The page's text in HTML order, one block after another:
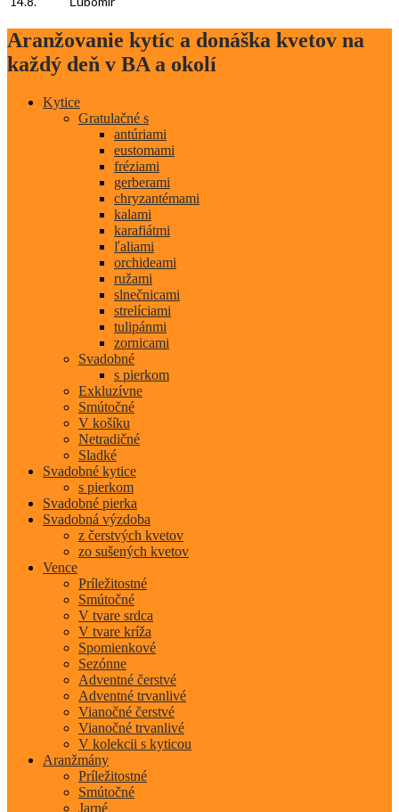
Aranžovanie kytíc a donáška kvetov na
každý deň v BA a okolí
Kytice
Gratulačné s
antúriami
eustomami
fréziami
gerberami
chryzantémami
kalami
karafiátmi
ľaliami
orchideami
ružami
slnečnicami
strelíciami
tulipánmi
zornicami
Svadobné
s pierkom
Exkluzívne
Smútočné
V košíku
Netradičné
Sladké
Svadobné kytice
s pierkom
Svadobné pierka
Svadobná výzdoba
z čerstvých kvetov
zo sušených kvetov
Vence
Príležitostné
Smútočné
V tvare srdca
V tvare kríža
Spomienkové
Sezónne
Adventné čerstvé
Adventné trvanlivé
Vianočné čerstvé
Vianočné trvanlivé
V kolekcii s kyticou
Aranžmány
Príležitostné
Smútočné
Jarné